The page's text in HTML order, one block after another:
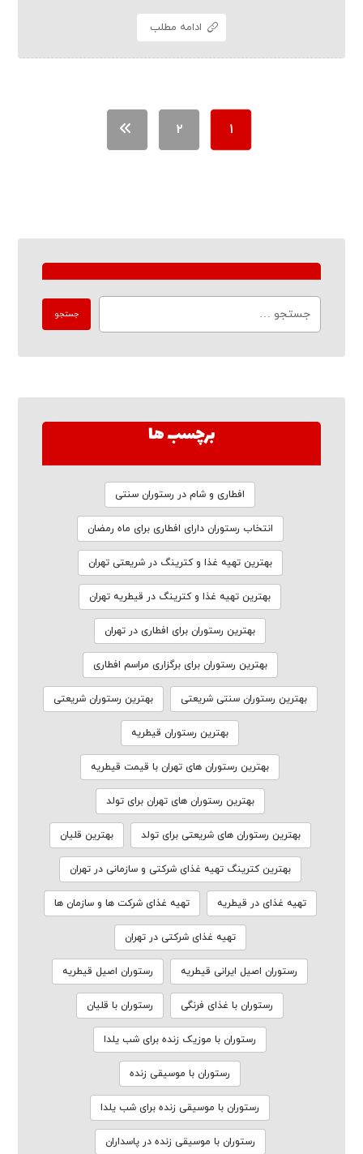
ادامه مطلب
۱ ۲
برچسب ها
افطاری و شام در رستوران سنتی
انتخاب رستوران دارای افطاری برای ماه رمضان
بهترین تهیه غذا و کترینگ در شریعتی تهران
بهترین تهیه غذا و کترینگ در قیطریه تهران
بهترین رستوران برای افطاری در تهران
بهترین رستوران برای برگزاری مراسم افطاری
بهترین رستوران سنتی شریعتی بهترین رستوران شریعتی
بهترین رستوران قیطریه
بهترین رستوران های تهران با قیمت قیطریه
بهترین رستوران های تهران برای تولد
بهترین رستوران های شریعتی برای تولد بهترین قلیان
بهترین کترینگ تهیه غذای شرکتی و سازمانی در تهران
تهیه غذای در قیطریه تهیه غذای شرکت ها و سازمان ها
تهیه غذای شرکتی در تهران
رستوران اصیل ایرانی قیطریه رستوران اصیل قیطریه
رستوران با غذای فرنگی رستوران با قلیان
رستوران با موزیک زنده برای شب یلدا
رستوران با موسیقی زنده
رستوران با موسیقی زنده برای شب یلدا
رستوران با موسیقی زنده در پاسداران